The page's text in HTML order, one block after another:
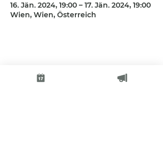
16. Jän. 2024, 19:00 – 17. Jän. 2024, 19:00
Wien, Wien, Österreich
Diese Veranstaltung teilen